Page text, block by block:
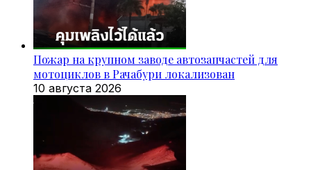
Пожар на крупном заводе автозапчастей для
мотоциклов в Рачабури локализован
10 августа 2026